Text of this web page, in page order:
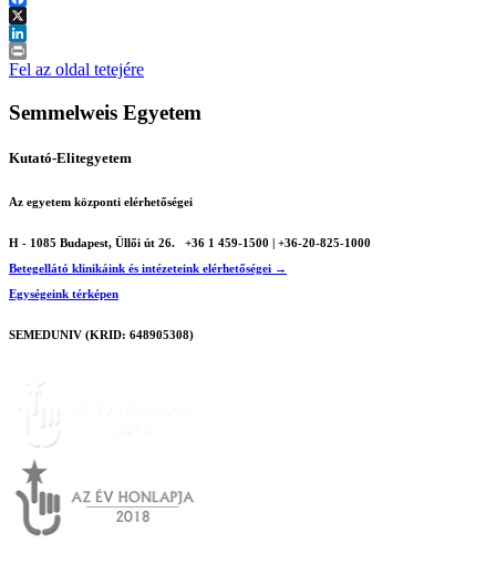
Facebook
X
LinkedIn
Print
Fel az oldal tetejére
Semmelweis Egyetem
Kutató-Elitegyetem
Az egyetem központi elérhetőségei
H - 1085 Budapest, Üllői út 26.
+36 1 459-1500 | +36-20-825-1000
Betegellátó klinikáink és intézeteink elérhetőségei →
Egységeink térképen
SEMEDUNIV (KRID: 648905308)